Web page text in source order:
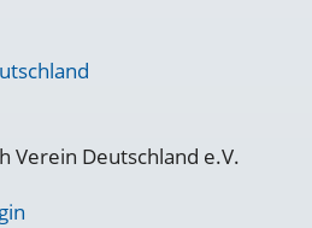
Verein Deutschland e.V.